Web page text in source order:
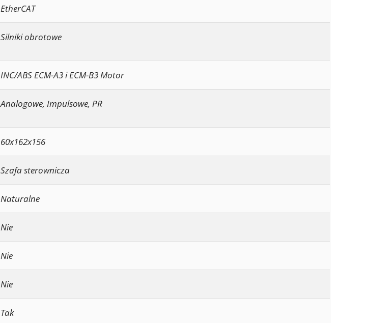
EtherCAT
Silniki obrotowe
INC/ABS ECM-A3 i ECM-B3 Motor
Analogowe, Impulsowe, PR
60x162x156
Szafa sterownicza
Naturalne
Nie
Nie
Nie
Tak